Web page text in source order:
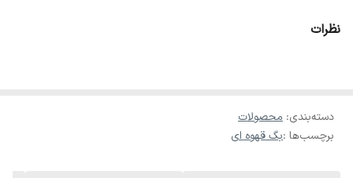
نظرات
دسته‌بندی: محصولات
برچسب‌ها :بگ قهوه ای